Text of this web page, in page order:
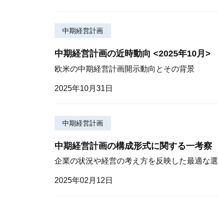
中期経営計画
中期経営計画の近時動向 <2025年10月>
欧米の中期経営計画開示動向とその背景
2025年10月31日
中期経営計画
中期経営計画の構成形式に関する一考察
企業の状況や経営の考え方を反映した最適な
2025年02月12日